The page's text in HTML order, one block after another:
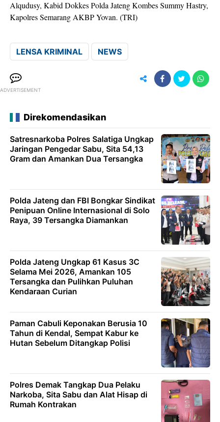
Alqudusy, Kabid Dokkes Polda Jateng Kombes Summy Hastry,
Kapolres Semarang AKBP Yovan. (TRI)
LENSA KRIMINAL NEWS
ADVERTISEMENT
Direkomendasikan
Satresnarkoba Polres Salatiga Ungkap
Jaringan Pengedar Sabu, Sita 54,13
Gram dan Amankan Dua Tersangka
Polda Jateng dan FBI Bongkar Sindikat
Penipuan Online Internasional di Solo
Raya, 39 Tersangka Diamankan
Polda Jateng Ungkap 61 Kasus 3C
Selama Mei 2026, Amankan 105
Tersangka dan Pulihkan Puluhan
Kendaraan Curian
Paman Cabuli Keponakan Berusia 10
Tahun di Kendal, Sempat Kabur ke
Hutan Sebelum Ditangkap Polisi
Polres Demak Tangkap Dua Pelaku
Narkoba, Sita Sabu dan Alat Hisap di
Rumah Kontrakan